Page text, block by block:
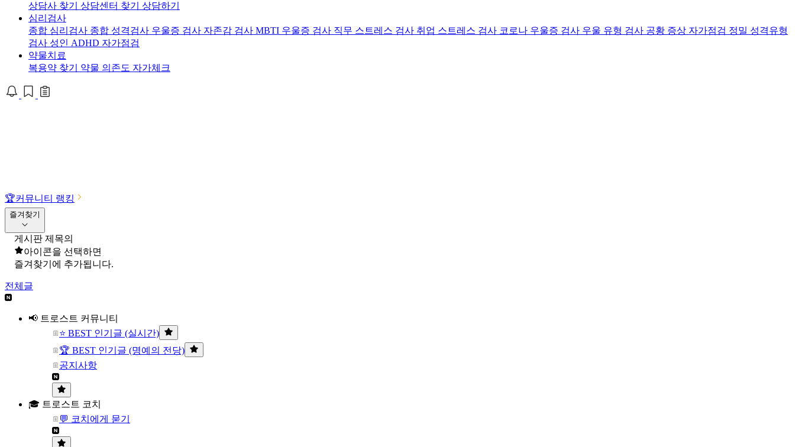
상담사 찾기 상담센터 찾기 상담하기
심리검사
종합 심리검사 종합 성격검사 우울증 검사 자존감 검사 MBTI 우울증 검사 직무 스트레스 검사 취업 스트레스 검사 코로나 우울증 검사 우울 유형 검사 공황 증상 자가점검 정밀 성격유형
검사 성인 ADHD 자가점검
약물치료
복용약 찾기 약물 의존도 자가체크
🏆커뮤니티 랭킹
즐겨찾기
게시판 제목의
아이콘을 선택하면
즐겨찾기에 추가됩니다.
전체글
📢 트로스트 커뮤니티
⭐ BEST 인기글 (실시간)
🏆 BEST 인기글 (명예의 전당)
공지사항
🎓 트로스트 코치
💬 코치에게 묻기